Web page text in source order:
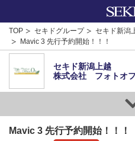
TOP セキドグループ セキド新潟
Mavic 3 先行予約開始！！！
セキド新潟上越
株式会社 フォトオ
Mavic 3 先行予約開始！！！